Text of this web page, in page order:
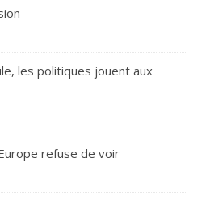
les politiques jouent aux
refuse de voir